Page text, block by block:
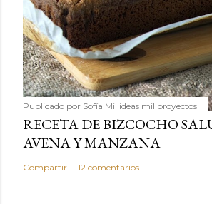
Publicado por Sofía Mil ideas mil proyectos
RECETA DE BIZCOCHO
AVENA Y MANZANA
Compartir 12 comentarios